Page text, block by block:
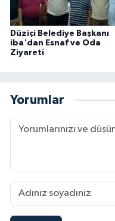
Düziçi Belediye Başkanı
iba'dan Esnaf ve Oda
Ziyareti
Yorumlar